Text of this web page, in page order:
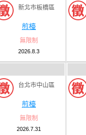
新北市板橋區
煎檯
無限制
2026.8.3
台北市中山區
煎檯
無限制
2026.7.31